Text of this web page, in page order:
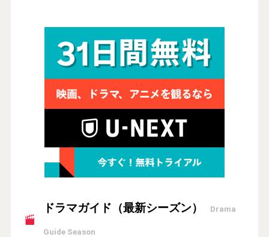
ドラマガイド（最新シーズン） Drama
Guide Season